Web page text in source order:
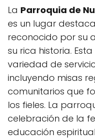
La Parroquia de
es un lugar
reconocido por su
su rica historia.
variedad de
incluyendo misas
comunitarios que
los fieles. La
celebración de la
educación